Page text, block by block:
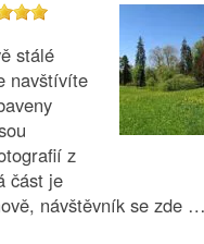
stálé
navštívíte
z
část je
návštěvník se zde